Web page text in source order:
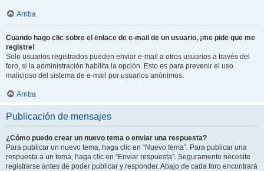
Arriba
Cuando hago clic sobre el enlace de e-mail de un usuario, ¡me pide que me
registre!
Solo usuarios registrados pueden enviar e-mail a otros usuarios a través del
foro, si la administración habilita la opción. Esto es para prevenir el uso
malicioso del sistema de e-mail por usuarios anónimos.
Arriba
Publicación de mensajes
¿Cómo puedo crear un nuevo tema o enviar una respuesta?
Para publicar un nuevo tema, haga clic en “Nuevo tema”. Para publicar una
respuesta a un tema, haga clic en “Enviar respuesta”. Seguramente necesite
registrarse antes de poder publicar y responder. Abajo de cada foro encontrará